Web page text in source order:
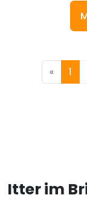
« 1
Itter im